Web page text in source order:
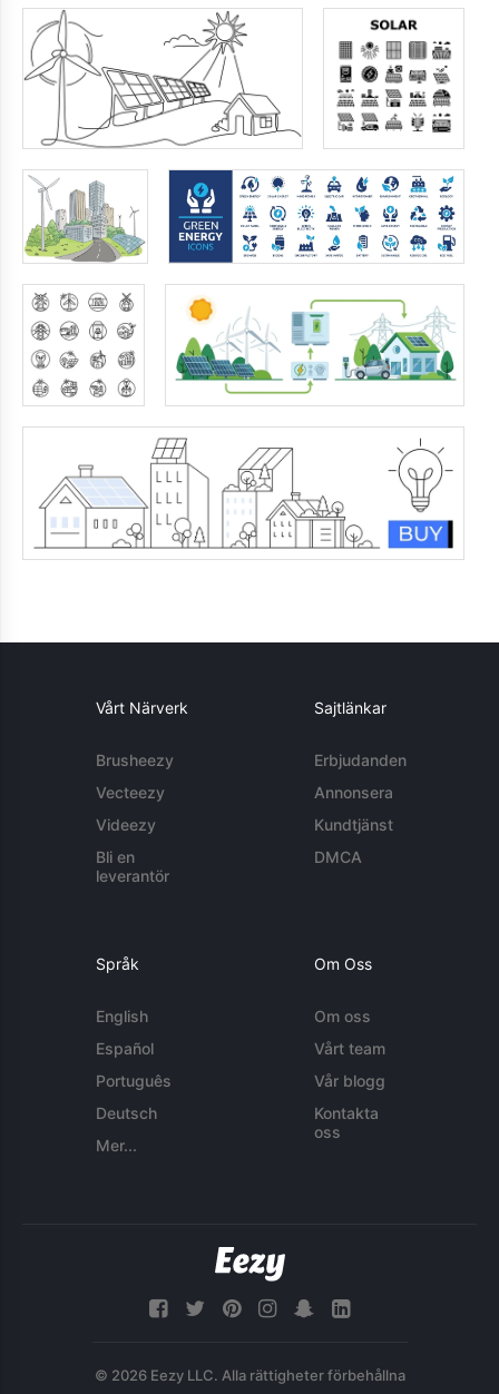
Vårt Närverk
Brusheezy
Vecteezy
Videezy
Bli en
leverantör
Sajtlänkar
Erbjudanden
Annonsera
Kundtjänst
DMCA
Språk
English
Español
Português
Deutsch
Mer...
Om Oss
Om oss
Vårt team
Vår blogg
Kontakta
oss
© 2026 Eezy LLC. Alla rättigheter förbehållna